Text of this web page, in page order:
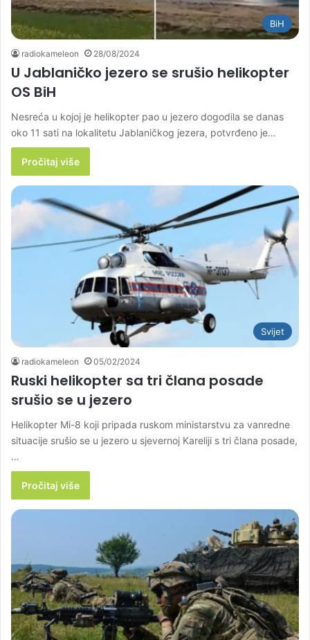
BiH
radiokameleon 28/08/2024
U Jablaničko jezero se srušio helikopter
OS BiH
Nesreća u kojoj je helikopter pao u jezero dogodila se danas
oko 11 sati na lokalitetu Jablaničkog jezera, potvrđeno je…
Pročitaj više
Svijet
radiokameleon 05/02/2024
Ruski helikopter sa tri člana posade
srušio se u jezero
Helikopter Mi-8 koji pripada ruskom ministarstvu za vanredne
situacije srušio se u jezero u sjevernoj Kareliji s tri člana posade,
…
Pročitaj više